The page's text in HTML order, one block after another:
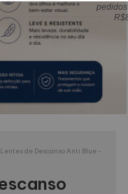
de Descanso Anti Blue -